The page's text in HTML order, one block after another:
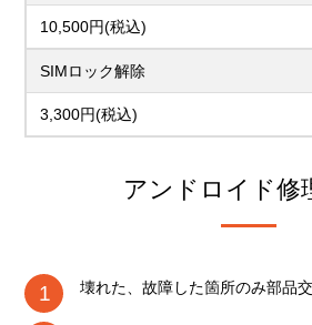
10,500円(税込)
SIMロック解除
3,300円(税込)
アンドロイド修
壊れた、故障した箇所のみ部品交